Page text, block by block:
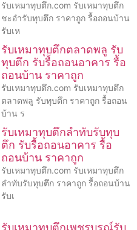
รับเหมาทุบตึก.com รับเหมาทุบตึก
ชะอำรับทุบตึก ราคาถูก รื้อถอนบ้าน
รับเห
รับเหมาทุบตึกตลาดพลู รับ
ทุบตึก รับรื้อถอนอาคาร รื้อ
ถอนบ้าน ราคาถูก
รับเหมาทุบตึก.com รับเหมาทุบตึก
ตลาดพลู รับทุบตึก ราคาถูก รื้อถอน
บ้าน ร
รับเหมาทุบตึกลำทับรับทุบ
ตึก รับรื้อถอนอาคาร รื้อ
ถอนบ้าน ราคาถูก
รับเหมาทุบตึก.com รับเหมาทุบตึก
ลำทับรับทุบตึก ราคาถูก รื้อถอนบ้าน
รับเ
รับเหมาทุบตึกเพชรบูรณ์รับ